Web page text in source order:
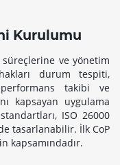
Kurulumu
ve yönetim
durum tespiti,
takibi ve
kapsayan uygulama
ISO 26000
tasarlanabilir. İlk CoP
kapsamındadır.